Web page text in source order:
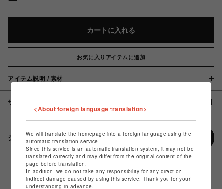
カートに入れる
お気に入りアイテムに追加
アイテム説明 / 素材
サイズ
シェアする
<About foreign language translation>
We will translate the homepage into a foreign language using the
automatic translation service.
Since this service is an automatic translation system, it may not be
translated correctly and may differ from the original content of the
page before translation.
In addition, we do not take any responsibility for any direct or
indirect damage caused by using this service. Thank you for your
understanding in advance.